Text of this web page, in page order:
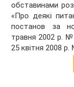
обставинами
«Про деякі
постанов за
травня 2002 р. №
25 квітня 2008